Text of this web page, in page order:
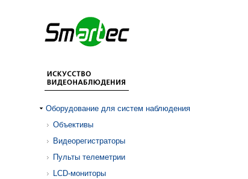
Оборудование для систем наблюдения
Объективы
Видеорегистраторы
Пульты телеметрии
LCD-мониторы